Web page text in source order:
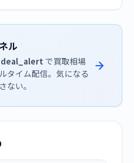
ル
で買取相場
タイム配信。気になる
ない。